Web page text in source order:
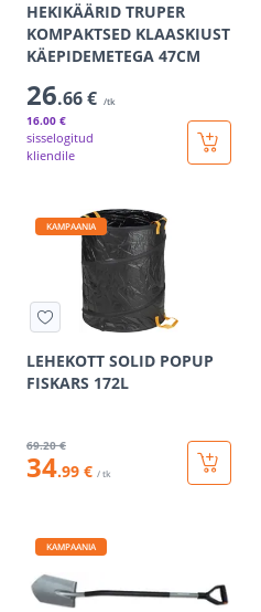
HEKIKÄÄRID TRUPER
KOMPAKTSED KLAASKIUST
KÄEPIDEMETEGA 47CM
26.66 € /tk
16.00 €
sisselogitud
kliendile
KAMPAANIA
LEHEKOTT SOLID POPUP
FISKARS 172L
69.20 €
34.99 € / tk
KAMPAANIA